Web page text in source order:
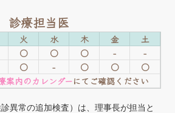
診療担当医
火 水 木 金
土
○ ○ ○ -
-
○ - ○ ○
○
案内のカレンダーにてご確認ください
異常の追加検査）は、理事長が担当と